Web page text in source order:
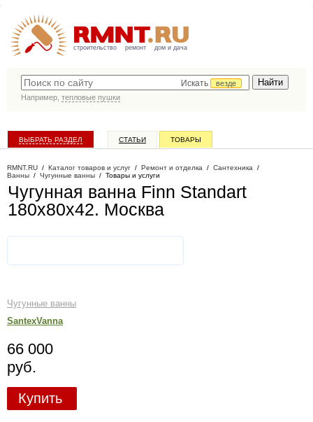
строительство ремонт дом и дача
Искать
везде
Например, тепловые пушки
ВЫБРАТЬ РАЗДЕЛ СТАТЬИ ТОВАРЫ
RMNT.RU / Каталог товаров и услуг / Ремонт и отделка / Сантехника /
Ванны / Чугунные ванны / Товары и услуги
Чугунная ванна Finn Standart
180x80x42. Москва
Чугунные ванны
SantexVanna
66 000
руб.
Купить